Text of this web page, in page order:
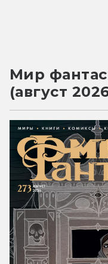
Мир
(август